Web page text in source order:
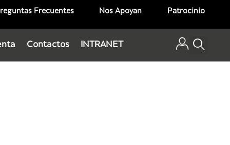
Frecuentes Nos Apoyan Patrocinio
Contactos INTRANET